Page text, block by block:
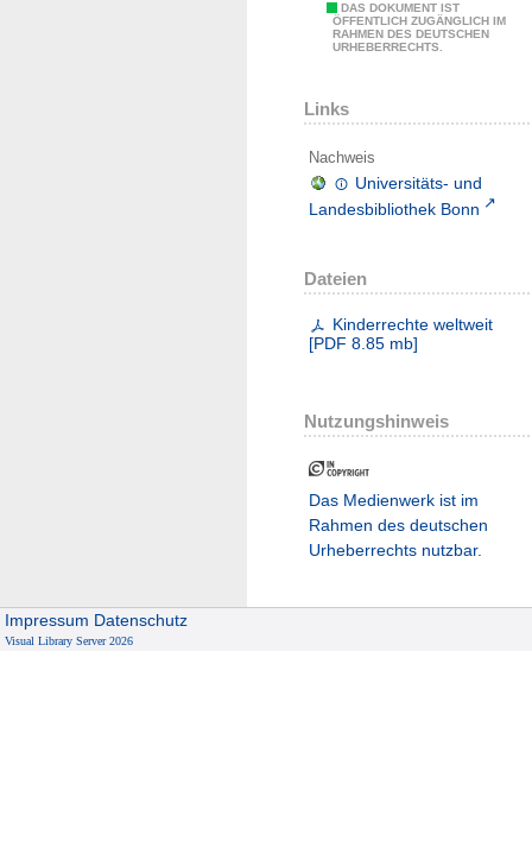
DAS DOKUMENT IST
ÖFFENTLICH ZUGÄNGLICH IM
RAHMEN DES DEUTSCHEN
URHEBERRECHTS.
Links
Nachweis
Universitäts- und
Landesbibliothek Bonn
Dateien
Kinderrechte weltweit
[PDF 8.85 mb]
Nutzungshinweis
Das Medienwerk ist im
Rahmen des deutschen
Urheberrechts nutzbar.
Impressum Datenschutz
Visual Library Server 2026